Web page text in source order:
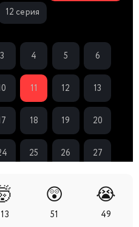
12 серия
3 4 5 6
11 12 13
18 19 20
25 26 27
34
41
😲
51
😭
49